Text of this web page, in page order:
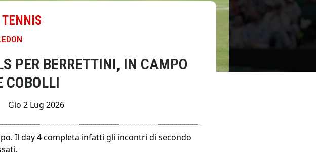
TENNIS
PER BERRETTINI, IN CAMPO
COBOLLI
Gio 2 Lug 2026
Il day 4 completa infatti gli incontri di secondo